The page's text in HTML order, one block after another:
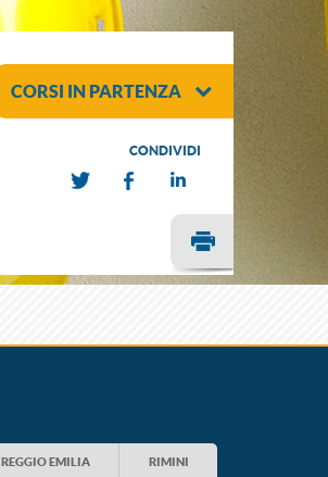
CORSI IN PARTENZA
CONDIVIDI
REGGIO EMILIA RIMINI